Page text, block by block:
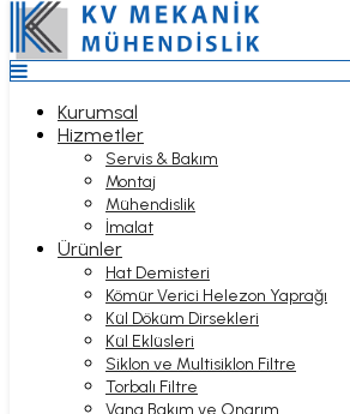
Top
Anasayfa
Kurumsal
Hizmetler
Servis & Bakım
Montaj
Mühendislik
İmalat
Ürünler
Hat Demisteri
Kömür Verici Helezon Yaprağı
Kül Döküm Dirsekleri
Kül Eklüsleri
Siklon ve Multisiklon Filtre
Torbalı Filtre
Vana Bakım ve Onarım
Yedek Parça
Kurumsal
Hizmetler
Servis & Bakım
Montaj
Mühendislik
İmalat
Ürünler
Hat Demisteri
Kömür Verici Helezon Yaprağı
Kül Döküm Dirsekleri
Kül Eklüsleri
Siklon ve Multisiklon Filtre
Torbalı Filtre
Vana Bakım ve Onarım
MONTAJ